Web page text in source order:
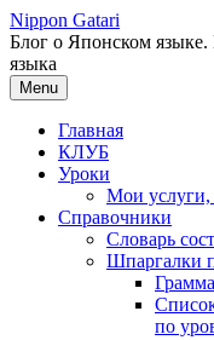
Перейти
к
содержимому
Nippon Gatari
Блог о Японском языке.
языка
Menu
Главная
КЛУБ
Уроки
Мои услуги,
Справочники
Словарь
Шпаргалки
по